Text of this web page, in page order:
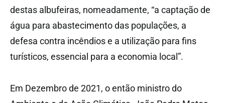
destas albufeiras, nomeadamente, “a captação de
água para abastecimento das populações, a
defesa contra incêndios e a utilização para fins
turísticos, essencial para a economia local”.
Em Dezembro de 2021, o então ministro do